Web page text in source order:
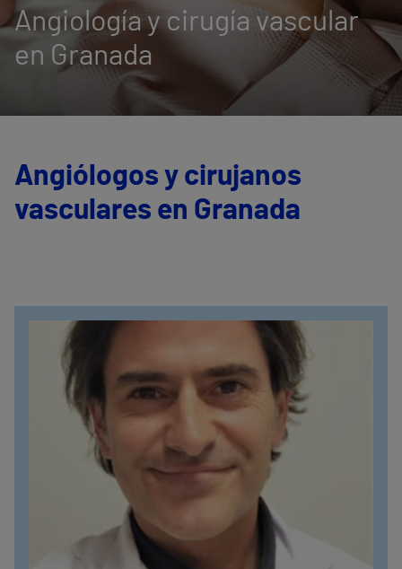
Angiología y cirugía vascular
en Granada
Angiólogos y cirujanos
vasculares en Granada